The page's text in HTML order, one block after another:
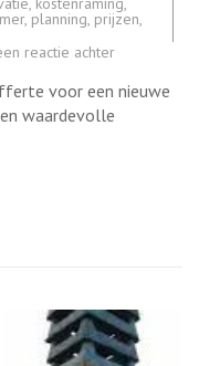
, planning, prijzen,
reactie achterop
nu
uw
voor een nieuwe
waardevolle